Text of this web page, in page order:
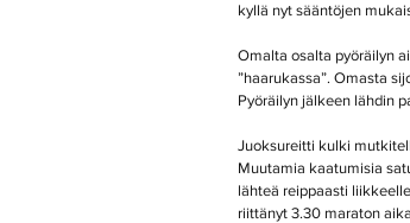
kyllä nyt sääntöjen
Omalta osalta pyöräilyn
”haarukassa”. Omasta
Pyöräilyn jälkeen lähdin
Juoksureitti kulki
Muutamia kaatumisia
lähteä reippaasti
riittänyt 3.30 maraton